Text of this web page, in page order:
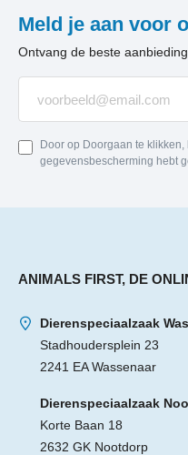
Meld je aan voor
Ontvang de beste
Door op Doorgaan te
gegevensbescherming hebt
ANIMALS FIRST, DE
Dierenspeciaalzaak
Stadhoudersplein 23
2241 EA Wassenaar
Dierenspeciaalzaak
Korte Baan 18
2632 GK Nootdorp